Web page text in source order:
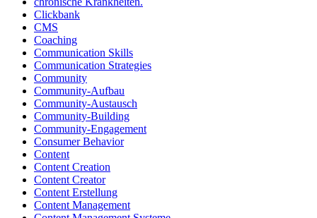
Clickbank
CMS
Coaching
Communication Skills
Communication Strategies
Community
Community-Aufbau
Community-Austausch
Community-Building
Community-Engagement
Consumer Behavior
Content
Content Creation
Content Creator
Content Erstellung
Content Management